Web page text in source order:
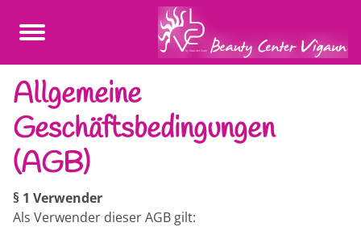
Allgemeine
Geschäftsbedingungen
(AGB)
§ 1 Verwender
Als Verwender dieser AGB gilt: